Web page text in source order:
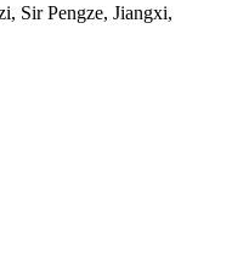
Sir Pengze, Jiangxi,